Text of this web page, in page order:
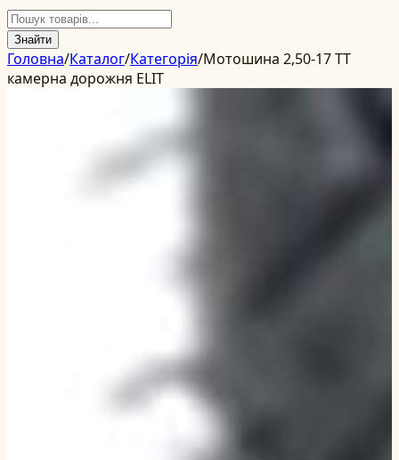
Знайти
Головна/Каталог/Категорія/Мотошина 2,50-17 TT
камерна дорожня ELIT